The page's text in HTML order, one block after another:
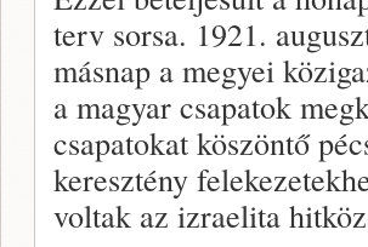
terv sorsa. 1921.
másnap a megyei
a magyar csapatok
csapatokat köszöntő
keresztény
voltak az izraelita